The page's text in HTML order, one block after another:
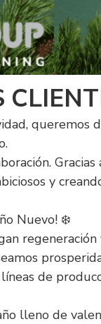
queremos
y
Nuevo! ❄️
de
lleno de